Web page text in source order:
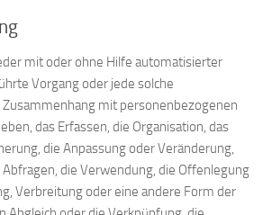
mit oder ohne Hilfe automatisierter
Vorgang oder jede solche
mit personenbezogenen
das Erfassen, die Organisation, das
die Anpassung oder Veränderung,
Abfragen, die Verwendung, die Offenlegung
Verbreitung oder eine andere Form der